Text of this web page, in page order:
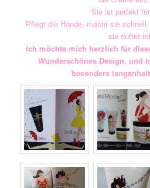
Sie ist perfekt
Pflegt die Hände, macht sie
sie duftet
Ich möchte mich herzlich für
Wunderschönes Design, und
besonders